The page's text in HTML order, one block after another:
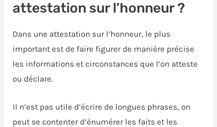
attestation sur l’honneur ?
Dans une attestation sur l’honneur, le plus
important est de faire figurer de manière précise
les informations et circonstances que l’on atteste
ou déclare.
Il n’est pas utile d’écrire de longues phrases, on
peut se contenter d’énumérer les faits et les